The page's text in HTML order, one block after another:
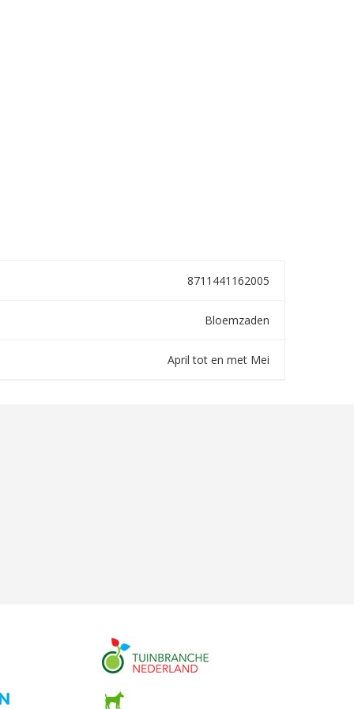
8711441162005
Bloemzaden
April tot en met Mei